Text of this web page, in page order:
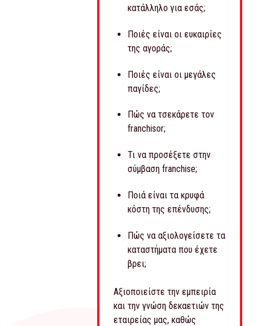
κατάλληλο για εσάς;
Ποιές είναι οι ευκαιρίες
της αγοράς;
Ποιές είναι οι μεγάλες
παγίδες;
Πώς να τσεκάρετε τον
franchisor;
Τι να προσέξετε στην
σύμβαση franchise;
Ποιά είναι τα κρυφά
κόστη της επένδυσης;
Πώς να αξιολογείσετε τα
καταστήματα που έχετε
βρει;
Αξιοποιείστε την εμπειρία
και την γνώση δεκαετιών της
εταιρείας μας, καθώς